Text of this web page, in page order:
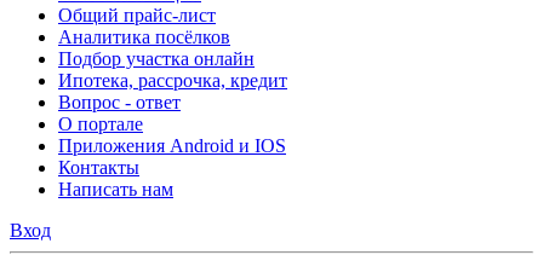
Общий прайс-лист
Аналитика посёлков
Подбор участка онлайн
Ипотека, рассрочка, кредит
Вопрос - ответ
О портале
Приложения Android и IOS
Контакты
Написать нам
Вход